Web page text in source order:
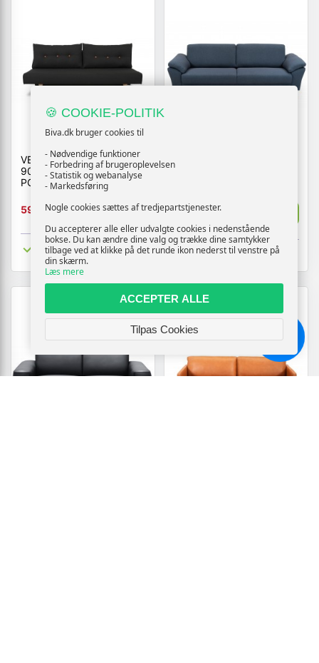
VEGA SOVESOFA - 187 X
90 CM - SORT
PORTLAND 100 OG
5999,-
Vis
Tilgængelig
11640,-
6984,-
Tilgængelig
🍪 COOKIE-POLITIK
Biva.dk bruger cookies til
- Nødvendige funktioner
- Forbedring af brugeroplevelsen
- Statistik og webanalyse
- Markedsføring
Nogle cookies sættes af tredjepartstjenester.
Du accepterer alle eller udvalgte cookies i nedenstående
bokse. Du kan ændre dine valg og trække dine samtykker
tilbage ved at klikke på det runde ikon nederst til venstre på
din skærm.
Læs mere
ACCEPTER ALLE
Tilpas Cookies